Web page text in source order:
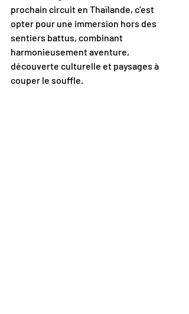
prochain circuit en Thaïlande, c’est
opter pour une immersion hors des
sentiers battus, combinant
harmonieusement aventure,
découverte culturelle et paysages à
couper le souffle.